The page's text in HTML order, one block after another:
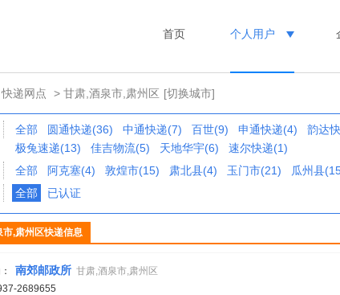
首页 个人用户
快递网点 > 甘肃,酒泉市,肃州区 [切换城市]
全部 圆通快递(36) 中通快递(7) 百世(9) 申通快递(4) 韵达
极兔速递(13)
佳吉物流(5) 天地华宇(6)
速尔快递(1)
全部 阿克塞(4) 敦煌市(15) 肃北县(4) 玉门市(21) 瓜州县
全部 已认证
市,肃州区快递信息
南郊邮政所 甘肃,酒泉市,肃州区
2689655